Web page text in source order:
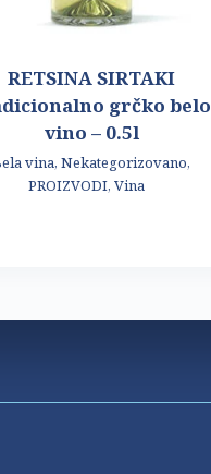
RETSINA SIRTAKI
grčko belo
vino – 0.5l
vina,Nekategorizovano,
PROIZVODI,Vina